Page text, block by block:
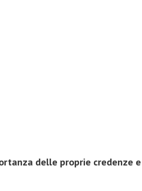
delle proprie credenze e